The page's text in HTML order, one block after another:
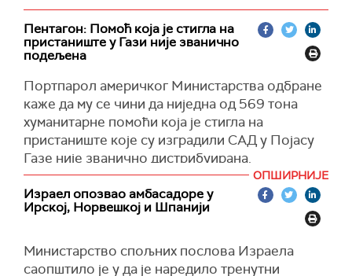
(Al Jazeera)
Пентагон: Помоћ која је стигла на
пристаниште у Гази није званично
подељена
Портпарол америчког Mинистарства одбране
каже да му се чини да ниједна од 569 тона
хуманитарне помоћи која је стигла на
пристаниште које су изградили САД у Појасу
Газе није званично дистрибуирана.
Док је део помоћи која је долазила са
пристаништа стигла до складишта, камионе су
пресреле гомиле очајних Палестинаца након
На питање да ли је нека помоћ већ испоручена
ОПШИРНИЈЕ
Израел опозвао амбасадоре у
Ирској, Норвешкој и Шпанији
Министарство спољних послова Израела
саопштило је у да је наредило тренутни